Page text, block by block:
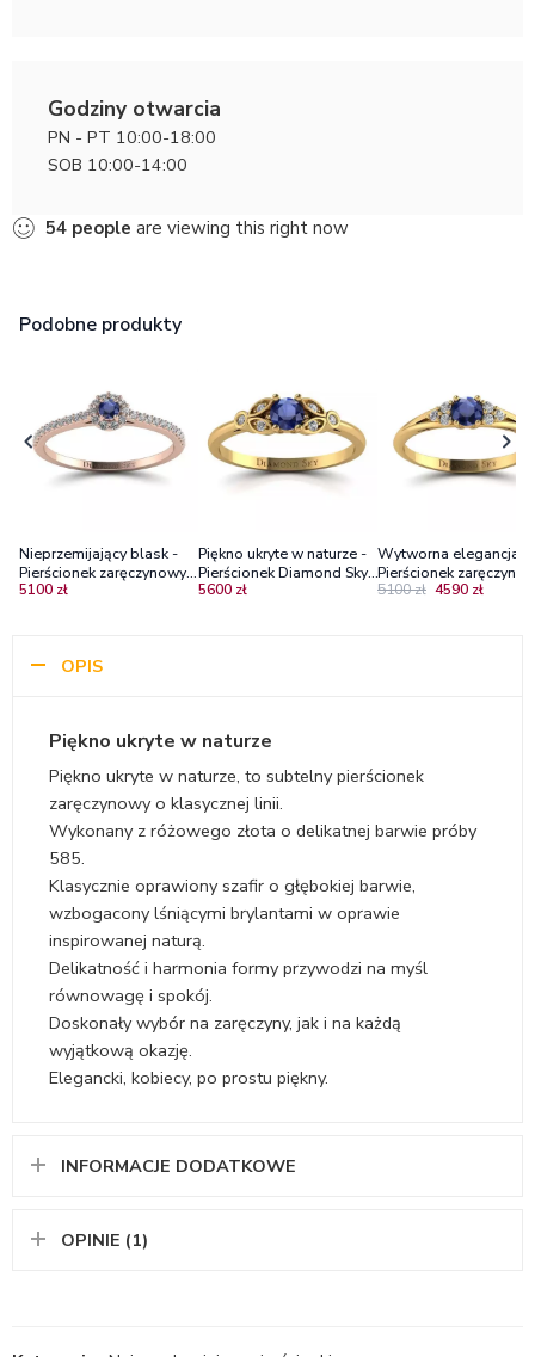
Godziny otwarcia
PN - PT 10:00-18:00
SOB 10:00-14:00
54 people are viewing this right now
Podobne produkty
Nieprzemijający blask -
Pierścionek zaręczynowy z
różowego złota z
5100 zł
Piękno ukryte w naturze -
Pierścionek Diamond Sky,
żółte złoto, szafir,
5600 zł
Wytworna elegancja -
Pierścionek
żółtego złota z
5100 zł 4590 zł
OPIS
Piękno ukryte w naturze
Piękno ukryte w naturze, to subtelny pierścionek
zaręczynowy o klasycznej linii.
Wykonany z różowego złota o delikatnej barwie próby
585.
Klasycznie oprawiony szafir o głębokiej barwie,
wzbogacony lśniącymi brylantami w oprawie
inspirowanej naturą.
Delikatność i harmonia formy przywodzi na myśl
równowagę i spokój.
Doskonały wybór na zaręczyny, jak i na każdą
wyjątkową okazję.
Elegancki, kobiecy, po prostu piękny.
INFORMACJE DODATKOWE
OPINIE (1)